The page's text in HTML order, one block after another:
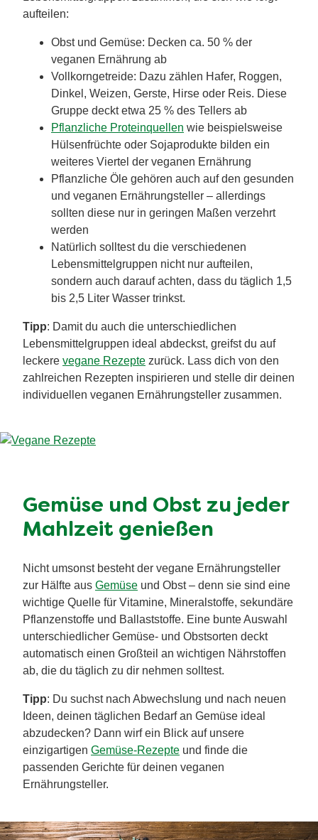
aufteilen:
Obst und Gemüse: Decken ca. 50 % der
veganen Ernährung ab
Vollkorngetreide: Dazu zählen Hafer, Roggen,
Dinkel, Weizen, Gerste, Hirse oder Reis. Diese
Gruppe deckt etwa 25 % des Tellers ab
Pflanzliche Proteinquellen wie beispielsweise
Hülsenfrüchte oder Sojaprodukte bilden ein
weiteres Viertel der veganen Ernährung
Pflanzliche Öle gehören auch auf den gesunden
und veganen Ernährungsteller – allerdings
sollten diese nur in geringen Maßen verzehrt
werden
Natürlich solltest du die verschiedenen
Lebensmittelgruppen nicht nur aufteilen,
sondern auch darauf achten, dass du täglich 1,5
bis 2,5 Liter Wasser trinkst.
Tipp: Damit du auch die unterschiedlichen
Lebensmittelgruppen ideal abdeckst, greifst du auf
leckere vegane Rezepte zurück. Lass dich von den
zahlreichen Rezepten inspirieren und stelle dir deinen
individuellen veganen Ernährungsteller zusammen.
Gemüse und Obst zu jeder
Mahlzeit genießen
Nicht umsonst besteht der vegane Ernährungsteller
zur Hälfte aus Gemüse und Obst – denn sie sind eine
wichtige Quelle für Vitamine, Mineralstoffe, sekundäre
Pflanzenstoffe und Ballaststoffe. Eine bunte Auswahl
unterschiedlicher Gemüse- und Obstsorten deckt
automatisch einen Großteil an wichtigen Nährstoffen
ab, die du täglich zu dir nehmen solltest.
Tipp: Du suchst nach Abwechslung und nach neuen
Ideen, deinen täglichen Bedarf an Gemüse ideal
abzudecken? Dann wirf ein Blick auf unsere
einzigartigen Gemüse-Rezepte und finde die
passenden Gerichte für deinen veganen
Ernährungsteller.